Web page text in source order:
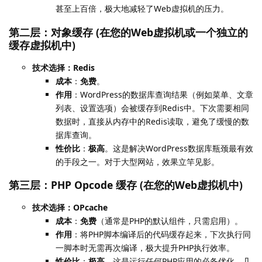
甚至上百倍，极大地减轻了Web虚拟机的压力。
第二层：对象缓存 (在您的Web虚拟机或一个独立的
缓存虚拟机中)
技术选择：Redis
成本： 免费。
作用 ：WordPress的数据库查询结果（例如菜单、文章
列表、设置选项）会被缓存到Redis中。下次需要相同
数据时，直接从内存中的Redis读取，避免了缓慢的数
据库查询。
性价比 ： 极高。这是解决WordPress数据库瓶颈最有效
的手段之一。对于大型网站，效果立竿见影。
第三层：PHP Opcode 缓存 (在您的Web虚拟机中)
技术选择：OPcache
成本： 免费 （通常是PHP的默认组件，只需启用）。
作用 ：将PHP脚本编译后的代码缓存起来，下次执行同
一脚本时无需再次编译，极大提升PHP执行效率。